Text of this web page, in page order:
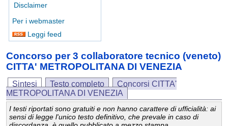
Disclaimer
Per i webmaster
Leggi feed
Concorso per 3 collaboratore tecnico (veneto)
CITTA' METROPOLITANA DI VENEZIA
Sintesi Testo completo
Concorsi CITTA'
METROPOLITANA DI VENEZIA
I testi riportati sono gratuiti e non hanno carattere di ufficialità: ai
sensi di legge l'unico testo definitivo, che prevale in caso di